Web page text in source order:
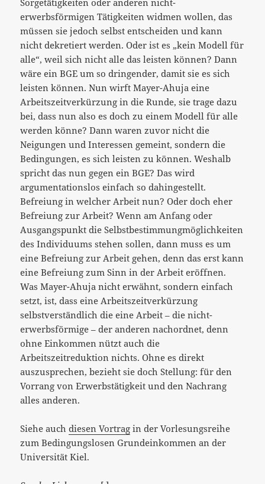
erwerbsförmigen Tätigkeiten widmen wollen, das
müssen sie jedoch selbst entscheiden und kann
nicht dekretiert werden. Oder ist es „kein Modell für
alle“, weil sich nicht alle das leisten können? Dann
wäre ein BGE um so dringender, damit sie es sich
leisten können. Nun wirft Mayer-Ahuja eine
Arbeitszeitverkürzung in die Runde, sie trage dazu
bei, dass nun also es doch zu einem Modell für alle
werden könne? Dann waren zuvor nicht die
Neigungen und Interessen gemeint, sondern die
Bedingungen, es sich leisten zu können. Weshalb
spricht das nun gegen ein BGE? Das wird
argumentationslos einfach so dahingestellt.
Befreiung in welcher Arbeit nun? Oder doch eher
Befreiung zur Arbeit? Wenn am Anfang oder
Ausgangspunkt die Selbstbestimmungmöglichkeiten
des Individuums stehen sollen, dann muss es um
eine Befreiung zur Arbeit gehen, denn das erst kann
eine Befreiung zum Sinn in der Arbeit eröffnen.
Was Mayer-Ahuja nicht erwähnt, sondern einfach
setzt, ist, dass eine Arbeitszeitverkürzung
selbstverständlich die eine Arbeit – die nicht-
erwerbsförmige – der anderen nachordnet, denn
ohne Einkommen nützt auch die
Arbeitszeitreduktion nichts. Ohne es direkt
auszusprechen, bezieht sie doch Stellung: für den
Vorrang von Erwerbstätigkeit und den Nachrang
alles anderen.
Siehe auchdiesen Vortrag in der Vorlesungsreihe
zum Bedingungslosen Grundeinkommen an der
Universität Kiel.